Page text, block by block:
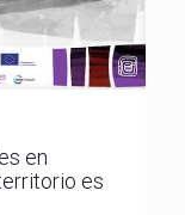
en
es